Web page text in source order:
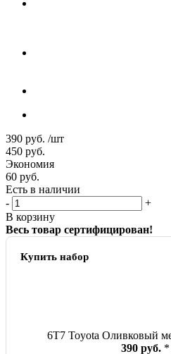
390 руб. /шт
450 руб.
Экономия
60 руб.
Есть в наличии
-
+
В корзину
Весь товар сертифицирован!
Купить набор
6T7 Toyota Оливковый
390 руб. *